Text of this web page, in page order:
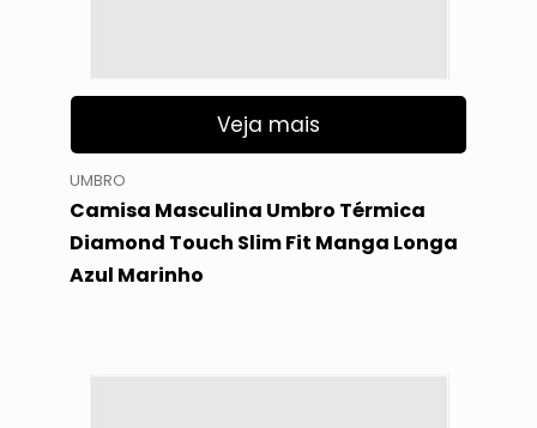
Veja mais
UMBRO
Camisa Masculina Umbro Térmica
Diamond Touch Slim Fit Manga Longa
Azul Marinho